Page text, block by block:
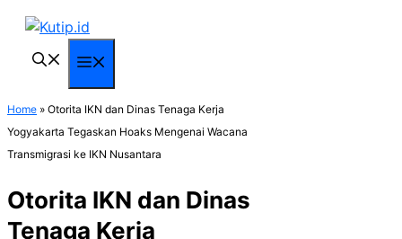
Langsung
Home » Otorita IKN dan Dinas Tenaga Kerja
Yogyakarta Tegaskan Hoaks Mengenai Wacana
Transmigrasi ke IKN Nusantara
Otorita IKN dan Dinas
Tenaga Kerja